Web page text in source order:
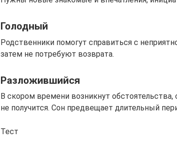
Голодный
Родственники помогут справиться с
затем не потребуют возврата.
Разложившийся
В скором времени возникнут
не получится. Сон предвещает длительный
Тест